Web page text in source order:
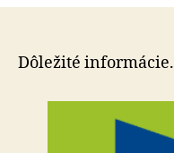
Dôležité informácie.